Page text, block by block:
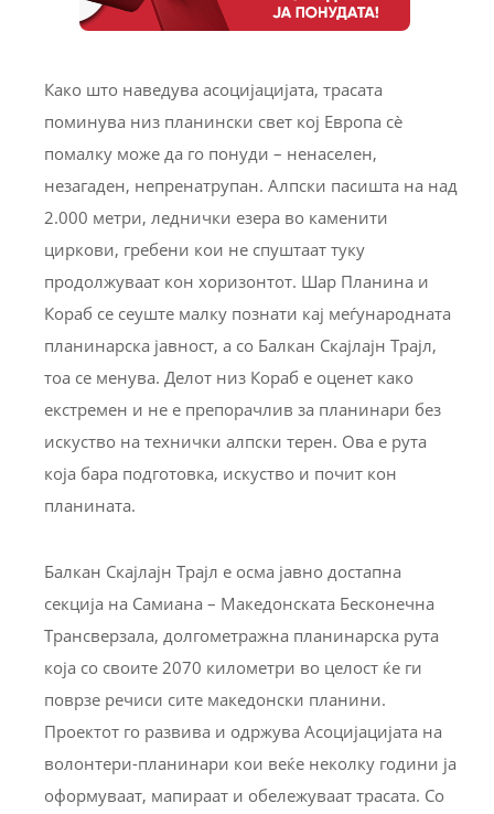
Како што наведува асоцијацијата, трасата
поминува низ планински свет кој Европа сè
помалку може да го понуди – ненаселен,
незагаден, непренатрупан. Алпски пасишта на над
2.000 метри, леднички езера во каменити
циркови, гребени кои не спуштаат туку
продолжуваат кон хоризонтот. Шар Планина и
Кораб се сеуште малку познати кај меѓународната
планинарска јавност, а со Балкан Скајлајн Трајл,
тоа се менува. Делот низ Кораб е оценет како
екстремен и не е препорачлив за планинари без
искуство на технички алпски терен. Ова е рута
која бара подготовка, искуство и почит кон
планината.
Балкан Скајлајн Трајл е осма јавно достапна
секција на Самиана – Македонската Бесконечна
Трансверзала, долгометражна планинарска рута
која со своите 2070 километри во целост ќе ги
поврзе речиси сите македонски планини.
Проектот го развива и одржува Асоцијацијата на
волонтери-планинари кои веќе неколку години ја
оформуваат, мапираат и обележуваат трасата. Со